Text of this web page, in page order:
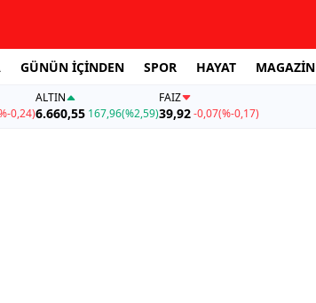
GÜNÜN İÇİNDEN SPOR HAYAT MAGAZİN
0,24)
ALTIN
6.660,55 167,96(%2,59)
FAİZ
39,92-0,07(%-0,17)